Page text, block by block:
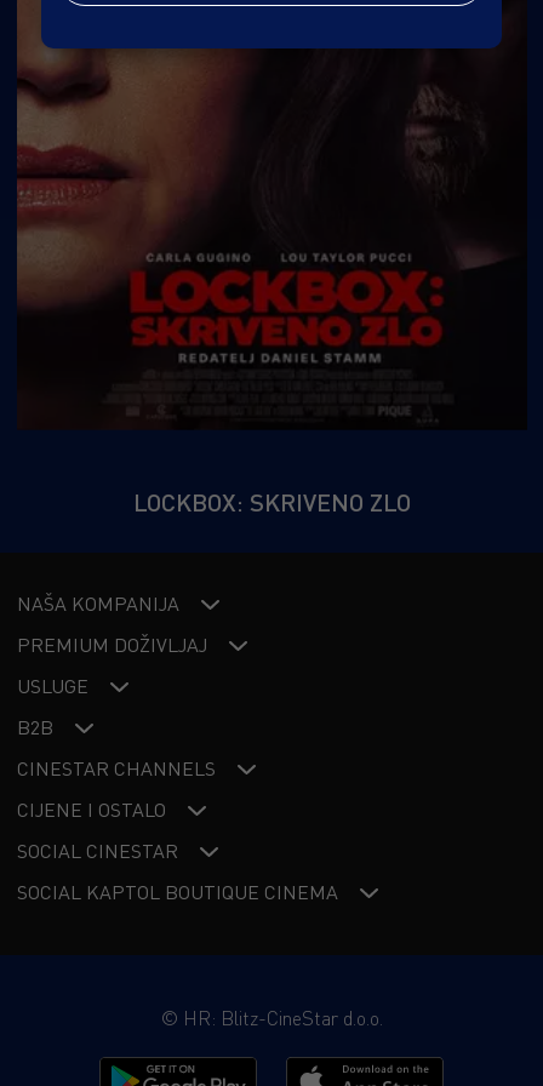
LOCKBOX: SKRIVENO ZLO
NAŠA KOMPANIJA
PREMIUM DOŽIVLJAJ
USLUGE
B2B
CINESTAR CHANNELS
CIJENE I OSTALO
SOCIAL CINESTAR
SOCIAL KAPTOL BOUTIQUE CINEMA
© HR: Blitz-CineStar d.o.o.